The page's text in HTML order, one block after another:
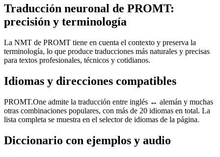
Traducción neuronal de PROMT:
precisión y terminología
La NMT de PROMT tiene en cuenta el contexto y preserva la
terminología, lo que produce traducciones más naturales y precisas
para textos profesionales, técnicos y cotidianos.
Idiomas y direcciones compatibles
PROMT.One admite la traducción entre inglés ↔ alemán y muchas
otras combinaciones populares, con más de 20 idiomas en total. La
lista completa se muestra en el selector de idiomas de la página.
Diccionario con ejemplos y audio